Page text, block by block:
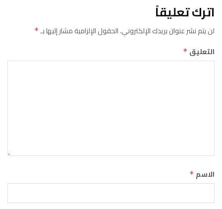
اترك تعليقاً
لن يتم نشر عنوان بريدك الإلكتروني.الحقول الإلزامية مشار إليها بـ*
التعليق *
الاسم *